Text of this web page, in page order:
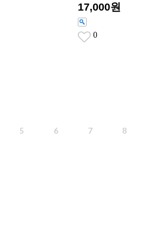
17,000원
0
5 6 7 8